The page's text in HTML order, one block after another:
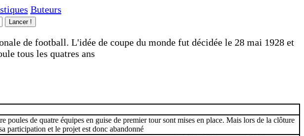
Buteurs
de football. L'idée de coupe du monde fut décidée le 28 mai 1928 et
tous les quatres ans
de quatre équipes en guise de premier tour sont mises en place. Mais lors de la clôture
participation et le projet est donc abandonné